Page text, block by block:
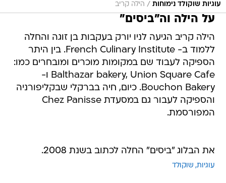
עוגיות שוקולד נימוחות / הילה קריב
על הילה וה"ביסים"
הילה קריב הגיעה לניו יורק בעקבות בן זוגה והחלה
ללמוד ב- French Culinary Institute. בין היתר
הספיקה לעבוד שם במקומות מוכרים ומובחרים כמו:
Balthazar bakery, Union Square Cafe ו-
Bouchon Bakery. כיום, חיה בברקלי שבקליפורניה
והספיקה לעבור גם במסעדת Chez Panisse
המפורסמת.
את הבלוג "ביסים" החלה לכתוב בשנת 2008.
עוגיות שוקולד